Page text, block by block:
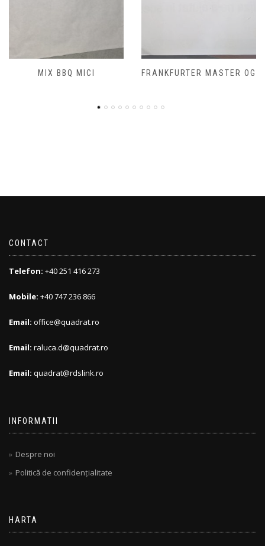
FRANKFURTER MASTER OG
CONTACT
Telefon: +40 251 416 273
Mobile: +40 747 236 866
Email: office@quadrat.ro
Email: raluca.d@quadrat.ro
Email: quadrat@rdslink.ro
INFORMATII
Despre noi
Politică de confidențialitate
HARTA